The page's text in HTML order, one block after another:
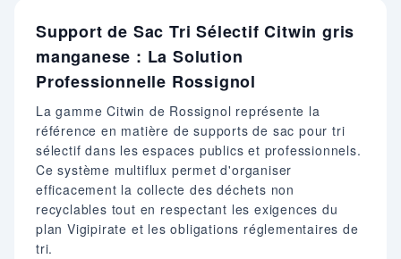
Support de Sac Tri Sélectif Citwin gris
manganese : La Solution
Professionnelle Rossignol
La gamme Citwin de Rossignol représente la
référence en matière de supports de sac pour tri
sélectif dans les espaces publics et professionnels.
Ce système multiflux permet d'organiser
efficacement la collecte des déchets non
recyclables tout en respectant les exigences du
plan Vigipirate et les obligations réglementaires de
tri.